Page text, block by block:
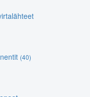
(40)